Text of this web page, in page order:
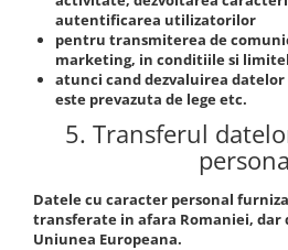
autentificarea utilizatorilor
pentru transmiterea de
marketing, in conditiile si
atunci cand dezvaluirea
este prevazuta de lege etc.
5. Transferul
Datele cu caracter personal
transferate in afara Romaniei, dar
Uniunea Europeana.